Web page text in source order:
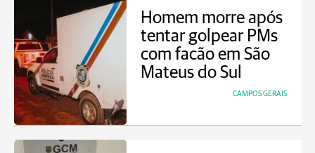
Homem morre após
tentar golpear PMs
com facão em São
Mateus do Sul
CAMPOS GERAIS